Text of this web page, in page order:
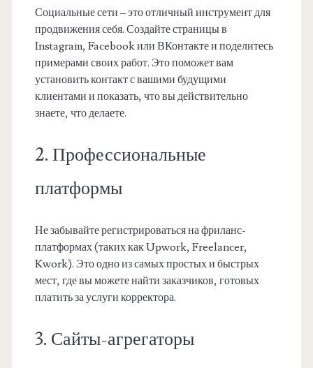
Социальные сети – это отличный инструмент для
продвижения себя. Создайте страницы в
Instagram, Facebook или ВКонтакте и поделитесь
примерами своих работ. Это поможет вам
установить контакт с вашими будущими
клиентами и показать, что вы действительно
знаете, что делаете.
2. Профессиональные
платформы
Не забывайте регистрироваться на фриланс-
платформах (таких как Upwork, Freelancer,
Kwork). Это одно из самых простых и быстрых
мест, где вы можете найти заказчиков, готовых
платить за услуги корректора.
3. Сайты-агрегаторы